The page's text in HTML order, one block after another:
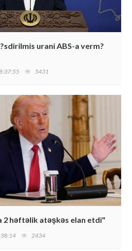
urani ABS-a verm?
5431
2 həftəlik atəşkəs elan etdi"
2434